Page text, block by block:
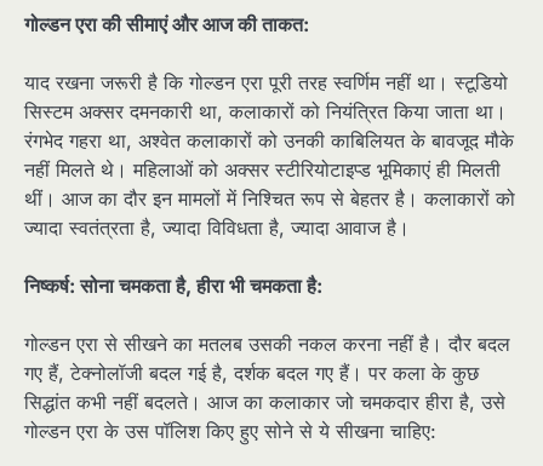
गोल्डन एरा की सीमाएं और आज की ताकत:
याद रखना जरूरी है कि गोल्डन एरा पूरी तरह स्वर्णिम नहीं था। स्टूडियो
सिस्टम अक्सर दमनकारी था, कलाकारों को नियंत्रित किया जाता था।
रंगभेद गहरा था, अश्वेत कलाकारों को उनकी काबिलियत के बावजूद मौके
नहीं मिलते थे। महिलाओं को अक्सर स्टीरियोटाइप्ड भूमिकाएं ही मिलती
थीं। आज का दौर इन मामलों में निश्चित रूप से बेहतर है। कलाकारों को
ज्यादा स्वतंत्रता है, ज्यादा विविधता है, ज्यादा आवाज है।
निष्कर्ष: सोना चमकता है, हीरा भी चमकता है:
गोल्डन एरा से सीखने का मतलब उसकी नकल करना नहीं है। दौर बदल
गए हैं, टेक्नोलॉजी बदल गई है, दर्शक बदल गए हैं। पर कला के कुछ
सिद्धांत कभी नहीं बदलते। आज का कलाकार जो चमकदार हीरा है, उसे
गोल्डन एरा के उस पॉलिश किए हुए सोने से ये सीखना चाहिए: